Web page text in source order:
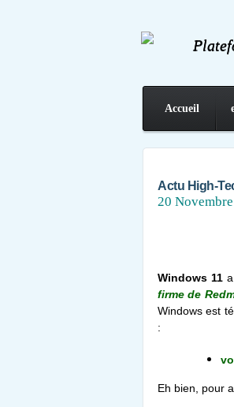
Accueil
Actu High-
20
Windows 11
firme de
Windows est
:
Eh bien, pour